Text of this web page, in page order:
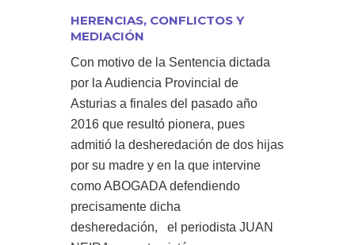
HERENCIAS, CONFLICTOS Y
MEDIACIÓN
Con motivo de la Sentencia dictada
por la Audiencia Provincial de
Asturias a finales del pasado año
2016 que resultó pionera, pues
admitió la desheredación de dos hijas
por su madre y en la que intervine
como ABOGADA defendiendo
precisamente dicha
desheredación, el periodista JUAN